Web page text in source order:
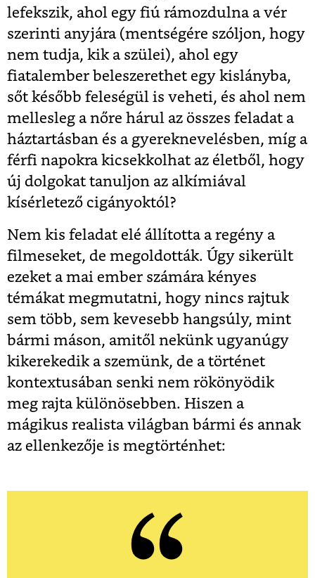
lefekszik, ahol egy fiú rámozdulna a vér
szerinti anyjára (mentségére szóljon, hogy
nem tudja, kik a szülei), ahol egy
fiatalember beleszerethet egy kislányba,
sőt később feleségül is veheti, és ahol nem
mellesleg a nőre hárul az összes feladat a
háztartásban és a gyereknevelésben, míg a
férfi napokra kicsekkolhat az életből, hogy
új dolgokat tanuljon az alkímiával
kísérletező cigányoktól?
Nem kis feladat elé állította a regény a
filmeseket, de megoldották. Úgy sikerült
ezeket a mai ember számára kényes
témákat megmutatni, hogy nincs rajtuk
sem több, sem kevesebb hangsúly, mint
bármi máson, amitől nekünk ugyanúgy
kikerekedik a szemünk, de a történet
kontextusában senki nem rökönyödik
meg rajta különösebben. Hiszen a
mágikus realista világban bármi és annak
az ellenkezője is megtörténhet: